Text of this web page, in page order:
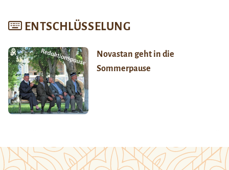
ENTSCHLÜSSELUNG
Novastan geht in die
Sommerpause